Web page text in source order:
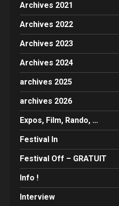
Archives 2021
Archives 2022
Archives 2023
Archives 2024
archives 2025
archives 2026
Expos, Film, Rando, …
Festival In
Festival Off – GRATUIT
Info !
Interview